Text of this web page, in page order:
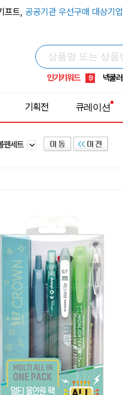
프트, 공공기관 우선구매 대상기업
인기키워드
5 키캡
8 쿨토시
9 넥쿨러
1 선풍기
기획전 큐레이션
펜세트